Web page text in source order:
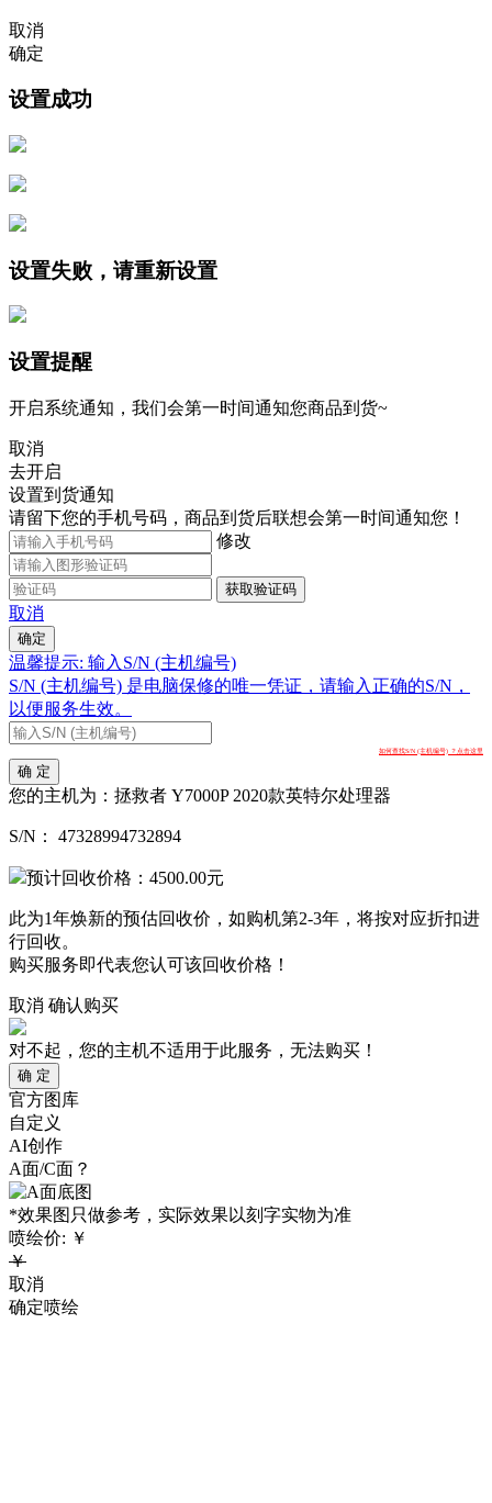
取消
确定
设置成功
设置失败，请重新设置
设置提醒
开启系统通知，我们会第一时间通知您商品到货~
取消
去开启
设置到货通知
请留下您的手机号码，商品到货后联想会第一时间通知您！
修改
获取验证码
取消
确定
温馨提示: 输入S/N (主机编号)
S/N (主机编号) 是电脑保修的唯一凭证，请输入正确的S/N，
以便服务生效。
如何查找S/N (主机编号) ？点击这里
确 定
您的主机为： 拯救者 Y7000P 2020款英特尔处理器
S/N： 47328994732894
预计回收价格： 4500.00元
此为1年焕新的预估回收价，如购机第2-3年，将按对应折扣进
行回收。
购买服务即代表您认可该回收价格！
取消 确认购买
对不起，您的主机不适用于此服务，无法购买！
确 定
官方图库
自定义
AI创作
A面/C面？
*效果图只做参考，实际效果以刻字实物为准
喷绘价: ￥
￥
取消
确定喷绘